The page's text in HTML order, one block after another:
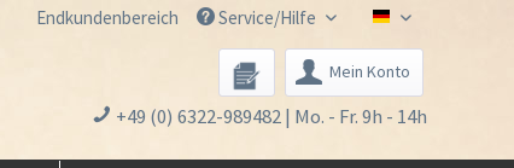
Chili-
Service/Hilfe
Endkundenbereich
Mein Konto
+49 (0) 6322-989482 | Mo. - Fr. 9h - 14h